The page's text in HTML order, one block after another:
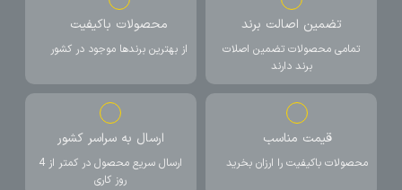
تضمین اصالت برند
تمامی محصولات تضمین اصلات
برند دارند
محصولات باکیفیت
از بهترین برندها موجود در کشور
قیمت مناسب
محصولات باکیفیت را ارزان بخرید
ارسال به سراسر کشور
ارسال سریع محصول در کمتر از 4
روز کاری